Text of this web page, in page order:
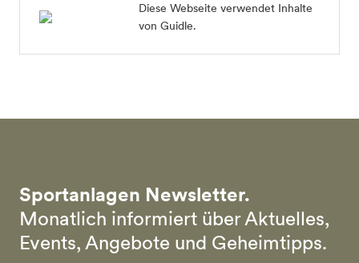
Diese Webseite verwendet Inhalte
von Guidle.
Sportanlagen Newsletter.
Monatlich informiert über Aktuelles,
Events, Angebote und Geheimtipps.